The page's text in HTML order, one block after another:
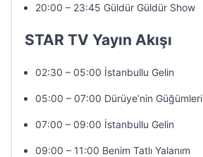
20:00 – 23:45 Güldür Güldür Show
STAR TV Yayın Akışı
02:30 – 05:00 İstanbullu Gelin
05:00 – 07:00 Dürüye’nin Güğümleri
07:00 – 09:00 İstanbullu Gelin
09:00 – 11:00 Benim Tatlı Yalanım